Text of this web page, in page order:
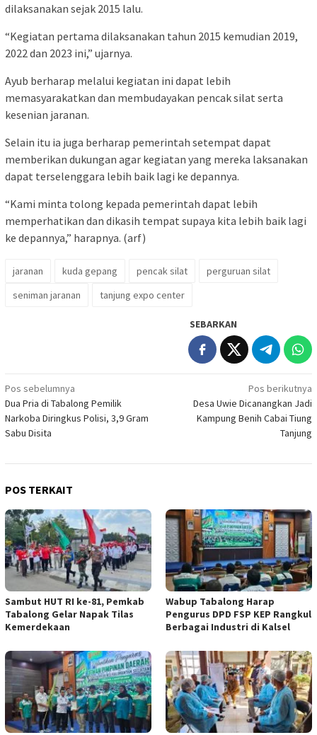
dilaksanakan sejak 2015 lalu.
“Kegiatan pertama dilaksanakan tahun 2015 kemudian 2019,
2022 dan 2023 ini,” ujarnya.
Ayub berharap melalui kegiatan ini dapat lebih
memasyarakatkan dan membudayakan pencak silat serta
kesenian jaranan.
Selain itu ia juga berharap pemerintah setempat dapat
memberikan dukungan agar kegiatan yang mereka laksanakan
dapat terselenggara lebih baik lagi ke depannya.
“Kami minta tolong kepada pemerintah dapat lebih
memperhatikan dan dikasih tempat supaya kita lebih baik lagi
ke depannya,” harapnya. (arf)
jaranan kuda gepang pencak silat
perguruan silat
seniman jaranan
tanjung expo center
SEBARKAN
Navigasi
pos
Pos sebelumnya
Dua Pria di Tabalong Pemilik
Narkoba Diringkus Polisi, 3,9 Gram
Sabu Disita
Pos berikutnya
Desa Uwie Dicanangkan Jadi
Kampung Benih Cabai Tiung
Tanjung
POS TERKAIT
Sambut HUT RI ke-81, Pemkab
Tabalong Gelar Napak Tilas
Kemerdekaan
Wabup Tabalong Harap
Pengurus DPD FSP KEP Rangkul
Berbagai Industri di Kalsel